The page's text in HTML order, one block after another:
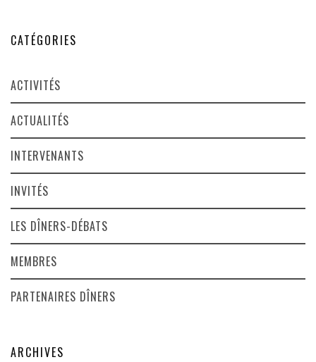
CATÉGORIES
ACTIVITÉS
ACTUALITÉS
INTERVENANTS
INVITÉS
LES DÎNERS-DÉBATS
MEMBRES
PARTENAIRES DÎNERS
ARCHIVES